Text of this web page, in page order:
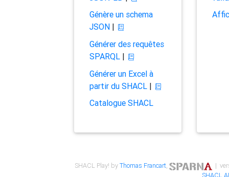
Génère un schema
JSON|
Générer des requêtes
SPARQL|
Générer un Excel à
partir du SHACL|
Catalogue SHACL
SHACL Play! byThomas Francart,
|